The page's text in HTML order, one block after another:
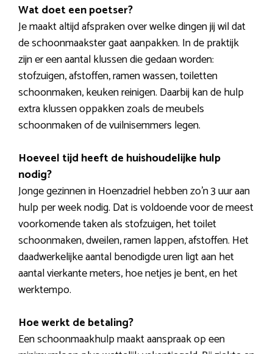
Wat doet een poetser?
Je maakt altijd afspraken over welke dingen jij wil dat
de schoonmaakster gaat aanpakken. In de praktijk
zijn er een aantal klussen die gedaan worden:
stofzuigen, afstoffen, ramen wassen, toiletten
schoonmaken, keuken reinigen. Daarbij kan de hulp
extra klussen oppakken zoals de meubels
schoonmaken of de vuilnisemmers legen.
Hoeveel tijd heeft de huishoudelijke hulp
nodig?
Jonge gezinnen in Hoenzadriel hebben zo’n 3 uur aan
hulp per week nodig. Dat is voldoende voor de meest
voorkomende taken als stofzuigen, het toilet
schoonmaken, dweilen, ramen lappen, afstoffen. Het
daadwerkelijke aantal benodigde uren ligt aan het
aantal vierkante meters, hoe netjes je bent, en het
werktempo.
Hoe werkt de betaling?
Een schoonmaakhulp maakt aanspraak op een